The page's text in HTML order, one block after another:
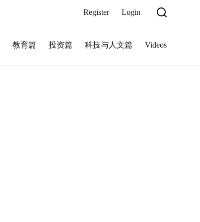
Register Login
教育篇 投资篇 科技与人文篇 Videos